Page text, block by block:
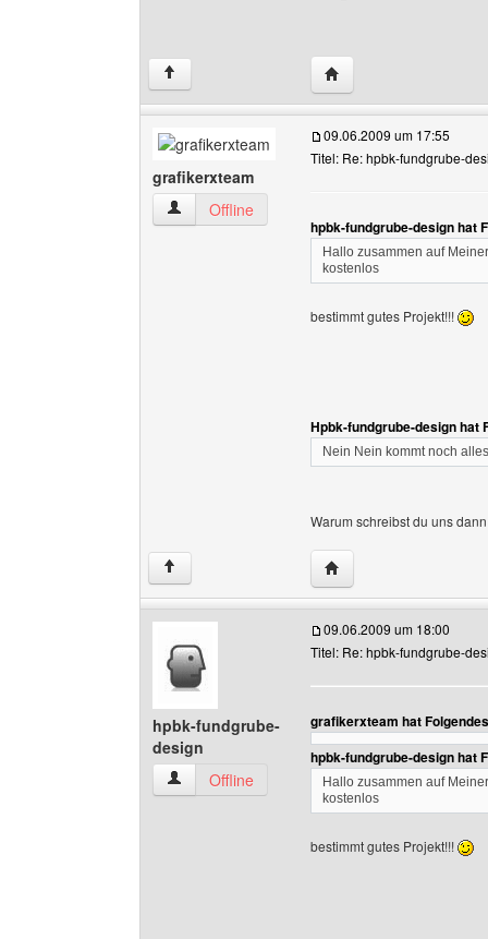
↑ Website dieses
grafikerxteam
grafikerxteam Benutzer-Profile anzeigen
Offline
09.06.2009 um 17:55
Titel: Re: hpbk-fundgrube-
hpbk-fundgrube-design hat
Hallo zusammen auf
kostenlos
bestimmt gutes Projekt!!!
Hpbk-fundgrube-design hat
Nein Nein kommt noch
Warum schreibst du uns
↑ Website dieses
hpbk-fundgrube-
design
hpbk-fundgrube-design Benutzer-Profile
Offline
09.06.2009 um 18:00
Titel: Re: hpbk-fundgrube-
grafikerxteam hat
hpbk-fundgrube-design hat
Hallo zusammen auf
kostenlos
bestimmt gutes Projekt!!!